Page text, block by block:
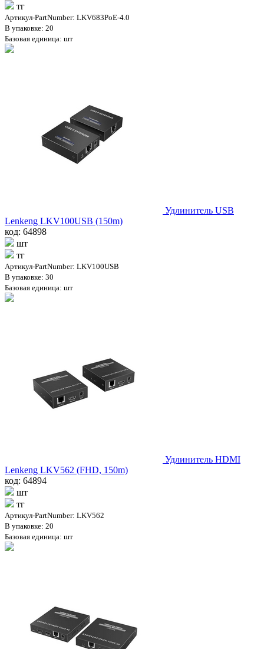
тг
Артикул-PartNumber: LKV683PoE-4.0
В упаковке: 20
Базовая единица: шт
Удлинитель USB
Lenkeng LKV100USB (150m)
код: 64898
шт
тг
Артикул-PartNumber: LKV100USB
В упаковке: 30
Базовая единица: шт
Удлинитель HDMI
Lenkeng LKV562 (FHD, 150m)
код: 64894
шт
тг
Артикул-PartNumber: LKV562
В упаковке: 20
Базовая единица: шт